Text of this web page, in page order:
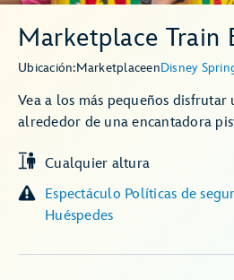
Marketplace Train
Ubicación:MarketplaceenDisney
Vea a los más pequeños
alrededor de una encantadora
Cualquier altura
Espectáculo Políticas de
Huéspedes